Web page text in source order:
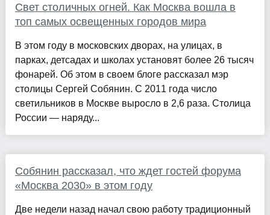
Свет столичных огней. Как Москва вошла в
топ самых освещенных городов мира
В этом году в московских дворах, на улицах, в
парках, детсадах и школах установят более 26 тысяч
фонарей. Об этом в своем блоге рассказал мэр
столицы Сергей Собянин. С 2011 года число
светильников в Москве выросло в 2,6 раза. Столица
России — наряду...
Собянин рассказал, что ждет гостей форума
«Москва 2030» в этом году
Две недели назад начал свою работу традиционный